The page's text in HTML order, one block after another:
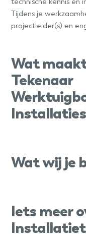
technische kennis en
Tijdens je
projectleider(s) en
Wat
Tekenaar
Wat wij je
Iets meer